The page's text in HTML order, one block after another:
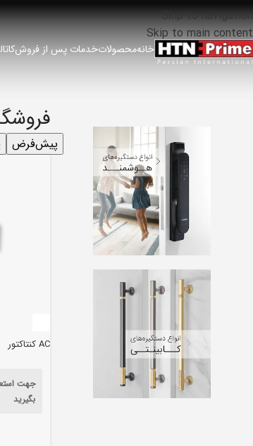
Skip to navigation
Skip to main content
خانهمحصولاتخدمات پس از فروش
پیش‌فرض
AC کنتاکتور
جهت
بگیرید